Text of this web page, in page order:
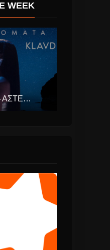
WEEK
ΚΛΑΥΔΊΑ – ΑΣΤΕΡΟΜΆΤΑ (EUROVISION ΕΛΛΆΔΑ 2025)